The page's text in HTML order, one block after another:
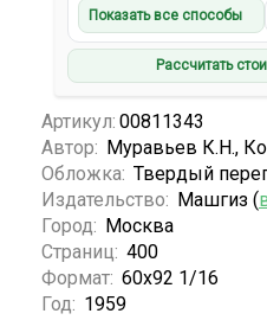
Показать все способы
Рассчитать
Артикул: 00811343
Автор: Муравьев К.Н.,
Обложка: Твердый
Издательство: Машгиз (
Город: Москва
Страниц: 400
Формат: 60x92 1/16
Год: 1959